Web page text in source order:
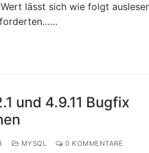
lässt sich wie folgt
und 4.9.11 Bugfix
MYSQL 0 KOMMENTARE